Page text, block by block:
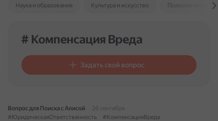
Наука и образование Культура и искусство Психология и
# Компенсация Вреда
Задать свой вопрос
Вопрос для Поиска с Алисой
26 сентября
#ЮридическаяОтветственность
#КомпенсацияВреда